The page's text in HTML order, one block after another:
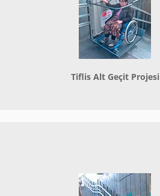
Tiflis Alt Geçit Projesi